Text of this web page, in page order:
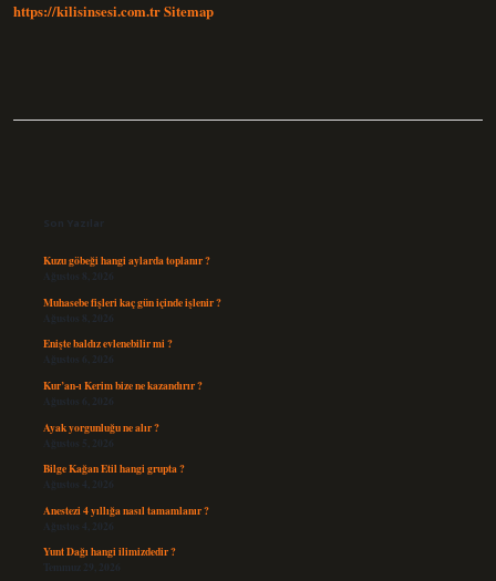
https://kilisinsesi.com.trSitemap
Son Yazılar
Kuzu göbeği hangi aylarda toplanır ?
Ağustos 8, 2026
Muhasebe fişleri kaç gün içinde işlenir ?
Ağustos 8, 2026
Enişte baldız evlenebilir mi ?
Ağustos 6, 2026
Kur’an-ı Kerim bize ne kazandırır ?
Ağustos 6, 2026
Ayak yorgunluğu ne alır ?
Ağustos 5, 2026
Bilge Kağan Etil hangi grupta ?
Ağustos 4, 2026
Anestezi 4 yıllığa nasıl tamamlanır ?
Ağustos 4, 2026
Yunt Dağı hangi ilimizdedir ?
Temmuz 29, 2026